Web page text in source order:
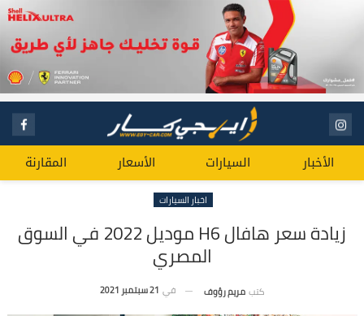
الأخبار السيارات الأسعار المقارنة
اخبار السيارات
زيادة سعر هافال H6 موديل 2022 في السوق
المصري
كتب مريم رؤوف في 21 سبتمبر 2021